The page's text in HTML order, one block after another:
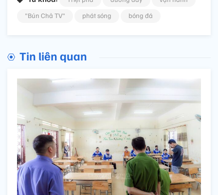
"Bún Chả TV"
phát sóng bóng đá
Tin liên quan